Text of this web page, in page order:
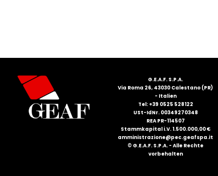
G.E.A.F. S.P.A.
Via Roma 26, 43030 Calestano (PR)
- Italien
Tel: +39 0525 528122
USt-IdNr. 00349270348
REA PR-114507
Stammkapital i.V. 1.500.000,00 €
amministrazione@pec.geafspa.it
© G.E.A.F. S.P.A. - Alle Rechte
vorbehalten